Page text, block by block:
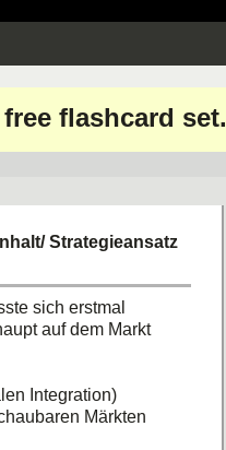
flashcard set.
Strategieansatz
sich erstmal
auf dem Markt
Integration)
Märkten